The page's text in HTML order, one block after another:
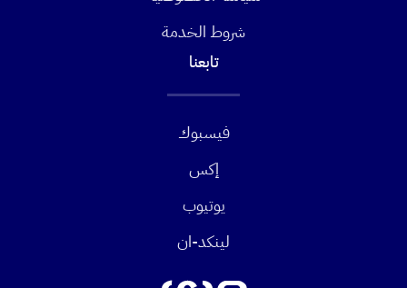
شروط الخدمة
تابعنا
فيسبوك
إكس
يوتيوب
لينكد-ان